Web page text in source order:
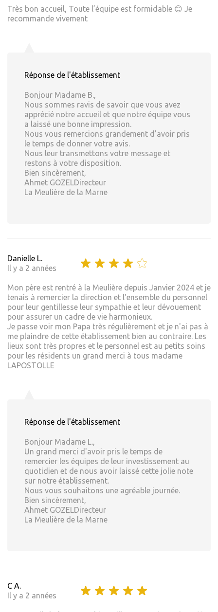
Très bon accueil, Toute l’équipe est formidable 😊 Je
recommande vivement
Réponse de l'établissement
Bonjour Madame B.,
Nous sommes ravis de savoir que vous avez
apprécié notre accueil et que notre équipe vous
a laissé une bonne impression.
Nous vous remercions grandement d'avoir pris
le temps de donner votre avis.
Nous leur transmettons votre message et
restons à votre disposition.
Bien sincèrement,
Ahmet GOZELDirecteur
La Meulière de la Marne
Danielle L.
Il y a 2 années
Mon père est rentré à la Meulière depuis Janvier 2024 et je
tenais à remercier la direction et l'ensemble du personnel
pour leur gentillesse leur sympathie et leur dévouement
pour assurer un cadre de vie harmonieux.
Je passe voir mon Papa très régulièrement et je n'ai pas à
me plaindre de cette établissement bien au contraire. Les
lieux sont très propres et le personnel est au petits soins
pour les résidents un grand merci à tous madame
LAPOSTOLLE
Réponse de l'établissement
Bonjour Madame L.,
Un grand merci d'avoir pris le temps de
remercier les équipes de leur investissement au
quotidien et de nous avoir laissé cette jolie note
sur notre établissement.
Nous vous souhaitons une agréable journée.
Bien sincèrement,
Ahmet GOZELDirecteur
La Meulière de la Marne
C A.
Il y a 2 années